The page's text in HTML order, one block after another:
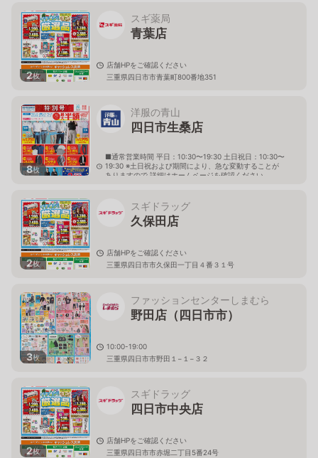
2枚
スギ薬局
青葉店
店舗HPをご確認ください
三重県四日市市青葉町800番地351
8枚
洋服の青山
四日市生桑店
■通常営業時間 平日：10:30〜19:30 土日祝日：10:30〜
19:30 ※土日祝および期間により、急な変動することが
ありますので 詳細はホームページを確認ください
2枚
スギドラッグ
久保田店
店舗HPをご確認ください
三重県四日市市久保田一丁目４番３１号
3枚
ファッションセンターしまむら
野田店（四日市市）
10:00-19:00
三重県四日市市野田１−１−３２
2枚
スギドラッグ
四日市中央店
店舗HPをご確認ください
三重県四日市市赤堀二丁目5番24号